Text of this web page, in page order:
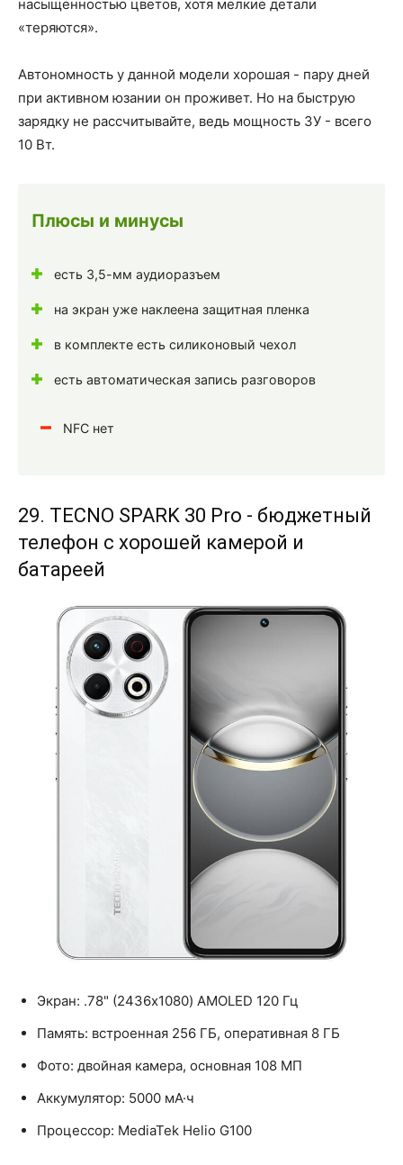
насыщенностью цветов, хотя мелкие детали
«теряются».
Автономность у данной модели хорошая - пару дней
при активном юзании он проживет. Но на быструю
зарядку не рассчитывайте, ведь мощность ЗУ - всего
10 Вт.
Плюсы и минусы
есть 3,5-мм аудиоразъем
на экран уже наклеена защитная пленка
в комплекте есть силиконовый чехол
есть автоматическая запись разговоров
NFC нет
29. TECNO SPARK 30 Pro - бюджетный
телефон с хорошей камерой и
батареей
Экран: .78" (2436x1080) AMOLED 120 Гц
Память: встроенная 256 ГБ, оперативная 8 ГБ
Фото: двойная камера, основная 108 МП
Аккумулятор: 5000 мА·ч
Процессор: MediaTek Helio G100